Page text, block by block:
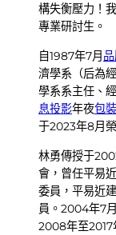
構失衡壓力！
專業研討生。
自1987年7月
濟學系（后為經
學系系主任、
息投影年夜包
于2023年8月
林勇傳授于
會，曾任平易
委員，平易近
員。2004年7
2008年至2017